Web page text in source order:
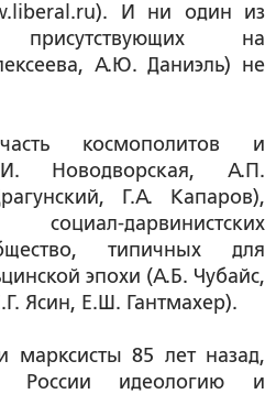
И ни один из
присутствующих на
А.Ю. Даниэль) не
космополитов и
Новодворская, А.П.
Г.А. Капаров),
дарвинистских
типичных для
эпохи (А.Б. Чубайс,
Ясин, Е.Ш. Гантмахер).
85 лет назад,
России идеологию и